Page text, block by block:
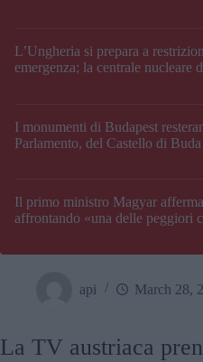
L’Ungheria si prepara a
emergenza; la centrale nucleare
I monumenti di Budapest
Parlamento, del Castello di
Il primo ministro Magyar
affrontando «una delle peggiori
api March 28,
La TV austriaca